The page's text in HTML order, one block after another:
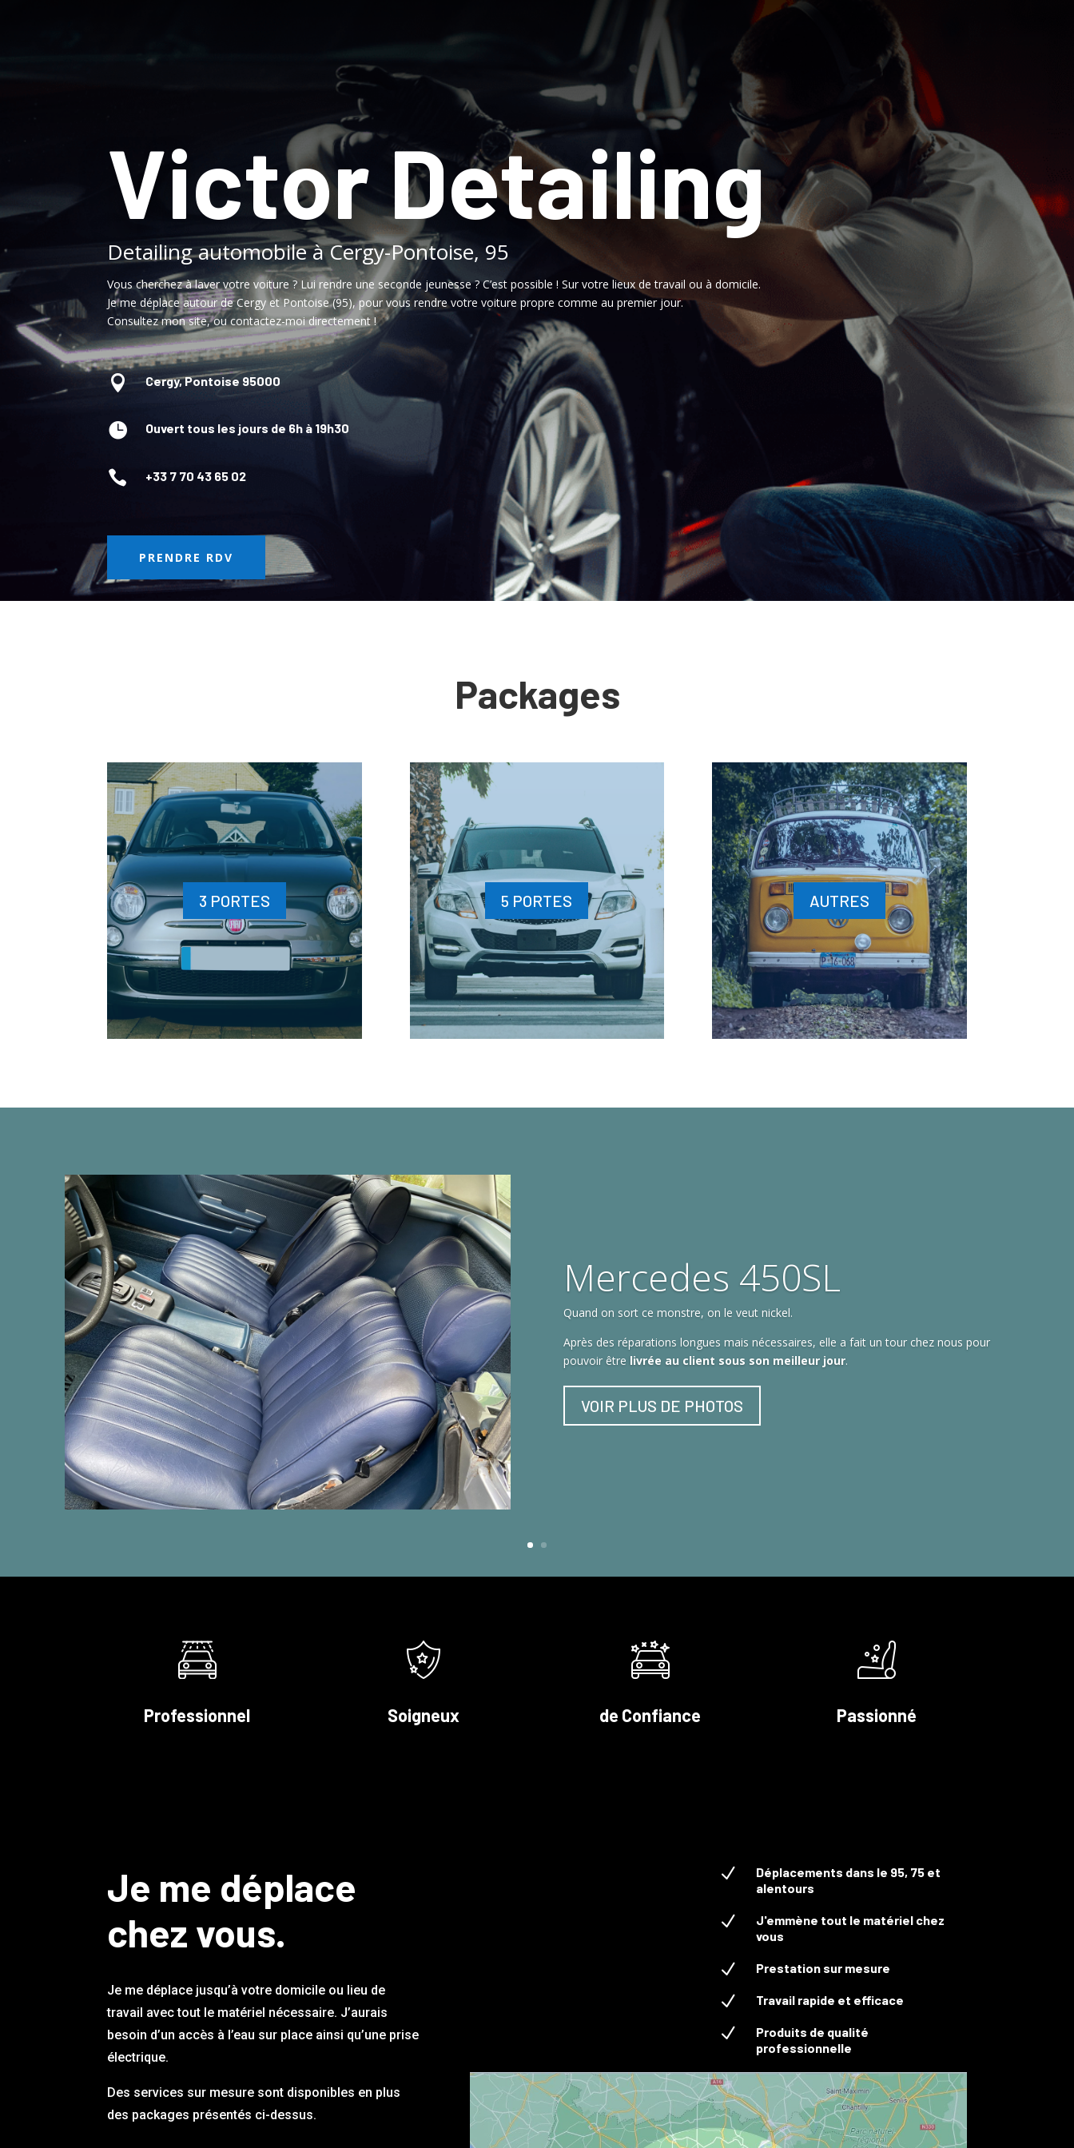
Victor Detailing
Detailing automobile à Cergy-Pontoise, 95
Vous cherchez à laver votre voiture ? Lui rendre une seconde jeunesse ? C’est possible ! Sur votre lieux de travail ou à domicile.
Je me déplace autour de Cergy et Pontoise (95), pour vous rendre votre voiture propre comme au premier jour.
Consultez mon site, ou contactez-moi directement !
 Cergy, Pontoise 95000
 Ouvert tous les jours de 6h à 19h30
 +33 7 70 43 65 02
PRENDRE RDV
Packages
3 PORTES 5 PORTES AUTRES
Mercedes 450SL
Quand on sort ce monstre, on le veut nickel.
Après des réparations longues mais nécessaires, elle a fait un tour chez nous pour
pouvoir être livrée au client sous son meilleur jour.
VOIR PLUS DE PHOTOS
Professionnel Soigneux de Confiance Passionné
Je me déplace
chez vous.
Je me déplace jusqu’à votre domicile ou lieu de
travail avec tout le matériel nécessaire. J’aurais
besoin d’un accès à l’eau sur place ainsi qu’une prise
électrique.
Des services sur mesure sont disponibles en plus
des packages présentés ci-dessus.
N
Déplacements dans le 95, 75 et
alentours
N
J'emmène tout le matériel chez
vous
N Prestation sur mesure
N Travail rapide et efficace
N
Produits de qualité
professionnelle